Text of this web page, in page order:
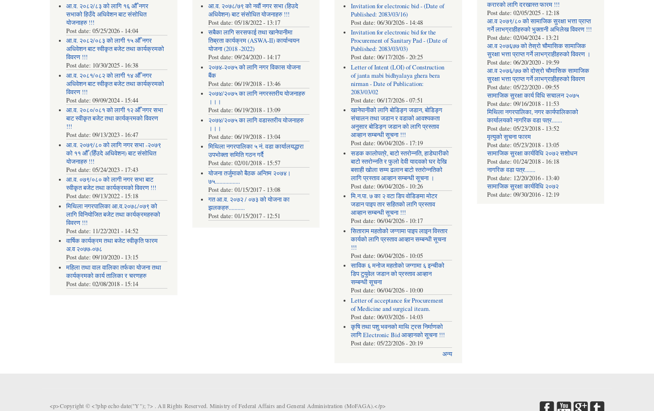
आ.व. २०८२/८३ को लागि १६ औँ नगर
सभाको हिउँदे अधिवेशन बाट संसोधित
योजनाहरु !!!
Post date: 05/25/2026 - 14:04
आ.व. २०८२/०८३ को लागी १५ औँ नगर
अधिवेशन बाट स्वीकृत बजेट तथा कार्यक्रमको
विवरण !!!
Post date: 10/30/2025 - 16:38
आ.व. २०८१/०८२ को लागी १४ औँ नगर
अधिवेशन बाट स्वीकृत बजेट तथा कार्यक्रमको
विवरण !!!
Post date: 09/09/2024 - 15:44
आ.व. २०८०/०८१ को लागी १२ औँ नगर सभा
बाट स्वीकृत बजेट तथा कार्यक्रमको विवरण
!!!
Post date: 09/13/2023 - 16:47
आ.व. २०७९/८० को लागि नगर सभा -२०७९
को ११ औँ (हिँउदे अधिवेशन) बाट संसोधित
योजनाहरु !!!
Post date: 05/24/2023 - 17:43
आ.व. ०७९/०८० को लागी नगर सभा बाट
स्वीकृत बजेट तथा कार्यक्रमको विवरण !!!
Post date: 09/13/2022 - 15:18
मिथिला नगरपालिका आ.व.२०७८/०७९ को
लागि विनियोजित बजेट तथा कार्यक्रमहरुको
विवरण !!!
Post date: 11/22/2021 - 14:52
वार्षिक कार्यक्रम तथा बजेट स्वीकृति फारम
अ.व २०७७-०७८
Post date: 09/10/2020 - 13:15
महिला तथा वाल वालिका तर्फका याेजना तथा
कार्यक्रमकाे कार्य तालिका र चरणहरु
Post date: 02/08/2018 - 15:14
आ.व. २०७८/७९ को नवौं नगर सभा (हिउदे
अधिवेशन) बाट संसोधित योजनाहरु !!!
Post date:05/18/2022 - 13:17
सबैका लागि सरसफाई तथा खानेपानीमा
तिब्रता कार्यक्रम (ASWA-II) कार्यान्वयन
योजना (2018 -2022)
Post date:09/24/2020 - 14:17
२०७४-२०७५ को लागि नगर विकास योजना
बैंक
Post date:06/19/2018 - 13:46
२०७४/२०७५ का लागि नगरस्तरीय योजनाहरु
।।।
Post date:06/19/2018 - 13:09
२०७४/२०७५ का लागि वडास्तरीय योजनाहरु
।।।
Post date:06/19/2018 - 13:04
मिथिला नगरपालिका ५ नं. वडा कार्यालयद्धारा
उपभोक्ता समिति गठन गर्दै
Post date:02/01/2018 - 15:57
याेजना तर्जुमाकाे बैठक अन्तिम २०७४।
७५.................
Post date:01/15/2017 - 13:08
गत आ.व. २०७२ / ०७३ को योजना का
झलकहरु...........
Post date:01/15/2017 - 12:51
Invitation for electronic bid - (Date of
Published: 2083/03/16)
Post date: 06/30/2026 - 14:48
Invitation for electronic bid for the
Procurement of Sanitary Pad - (Date of
Published: 2083/03/03)
Post date: 06/17/2026 - 20:25
Letter of Intent (LOI) of Construction
of janta mabi bidhyalaya ghera bera
nirman - Date of Publication:
2083/03/02
Post date: 06/17/2026 - 07:51
खानेपानीको लागि बोडिङ्ग जडान, बोडिङ्ग
संचालन तथा जडान र वडाको आवश्यकता
अनुसार बोडिङ्ग जडान को लागि प्रस्ताव
आव्हान सम्बन्धी सूचना !!!
Post date: 06/04/2026 - 17:19
सडक कालोपत्रे, बाटो स्तरोन्नति, हाडेघारीको
बाटो स्तरोन्नति र फुलो देवी यादवको घर देखि
बसाही खोला सम्म ढलान बाटो स्तरोन्नतिको
लागि प्रस्ताव आव्हान सम्बन्धी सूचना ।
Post date: 06/04/2026 - 10:26
मि.न.पा. ७ का २ वटा डिप वोडिङमा मोटर
जडान पाइप तार सहितको लागि प्रस्ताव
आव्हान सम्बन्धी सूचना !!!
Post date: 06/04/2026 - 10:17
सिताराम महतोको जग्गामा पाइप लाइन विस्तार
कार्यको लागि प्रस्ताव आव्हान सम्बन्धी सूचना
!!!
Post date: 06/04/2026 - 10:05
साविक ६ मनोज महतोको जग्गामा ६ इन्चीको
डिप टुयुवेल जडान को प्रस्ताव आव्हान
सम्बन्धी सूचना
Post date: 06/04/2026 - 10:00
Letter of acceptance for Procurement
of Medicine and surgical iteam.
Post date: 06/03/2026 - 14:03
कृषि तथा पशु भवनको माथि ट्रस निर्माणको
लागि Electronic Bid आव्हानको सूचना !!!
Post date: 05/22/2026 - 20:19
अन्य
करारको लागि दरखास्त फारम !!!
Post date: 02/05/2025 - 12:18
आ.व २०७९/८० को सामाजिक सुरक्षा भत्ता प्राप्त
गर्ने लाभग्राहीहरुको भुक्तानी अभिलेख विवरण !!!
Post date: 02/04/2024 - 13:21
आ.व २०७६७७ को तेस्रो चौमासिक सामाजिक
सुरक्षा भत्ता प्राप्त गर्ने लाभग्राहीहरुको विवरण ।
Post date: 06/20/2020 - 19:59
आ.व २०७६/७७ को दोस्रो चौमासिक सामाजिक
सुरक्षा भत्ता प्राप्त गर्ने लाभग्राहीहरुको विवरण
Post date: 05/22/2020 - 09:55
सामाजिक सुरक्षा कार्य विधि स‌चालन २०७५
Post date: 09/16/2018 - 11:53
मिथिला नगरपालिका, नगर कार्यपालिकाको
कार्यालयकाे नागरिक वडा पत्र.......
Post date: 05/23/2018 - 13:52
मृत्युको सुचना फारम
Post date: 05/23/2018 - 13:05
सामाजिक सुरक्षा कार्यविधि २०७२ स‌शाेधन
Post date: 01/24/2018 - 16:18
नागरिक वडा पत्र.......
Post date: 12/20/2016 - 13:40
सामाजिक सुरक्षा कार्यविधि २०७२
Post date: 09/30/2016 - 12:19
<p>Copyright © <?php echo date("Y"); ?> . All Rights Reserved. Ministry of Federal Affairs and General Administration (MoFAGA).</p>